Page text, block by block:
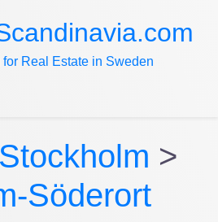
Real Estate in Sweden
Stockholm >
Söderort